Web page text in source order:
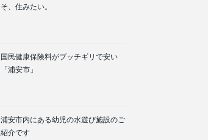
そ、住みたい。
国民健康保険料がブッチギリで安い
「浦安市」
浦安市内にある幼児の水遊び施設のご
紹介です